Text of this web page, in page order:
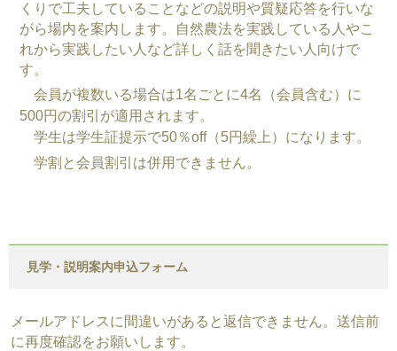
くりで工夫していることなどの説明や質疑応答を行いな
がら場内を案内します。自然農法を実践している人やこ
れから実践したい人など詳しく話を聞きたい人向けで
す。
会員が複数いる場合は1名ごとに4名（会員含む）に
500円の割引が適用されます。
学生は学生証提示で50％off（5円繰上）になります。
学割と会員割引は併用できません。
見学・説明案内申込フォーム
メールアドレスに間違いがあると返信できません。送信前
に再度確認をお願いします。